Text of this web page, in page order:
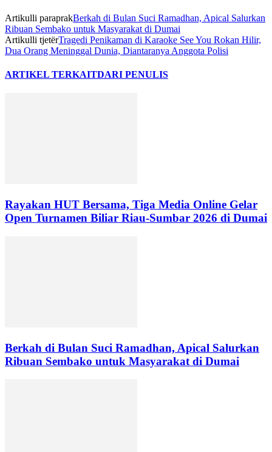
Artikulli paraprakBerkah di Bulan Suci Ramadhan, Apical Salurkan
Ribuan Sembako untuk Masyarakat di Dumai
Artikulli tjetërTragedi Penikaman di Karaoke See You Rokan Hilir,
Dua Orang Meninggal Dunia, Diantaranya Anggota Polisi
ARTIKEL TERKAITDARI PENULIS
Rayakan HUT Bersama, Tiga Media Online Gelar
Open Turnamen Biliar Riau-Sumbar 2026 di Dumai
Berkah di Bulan Suci Ramadhan, Apical Salurkan
Ribuan Sembako untuk Masyarakat di Dumai